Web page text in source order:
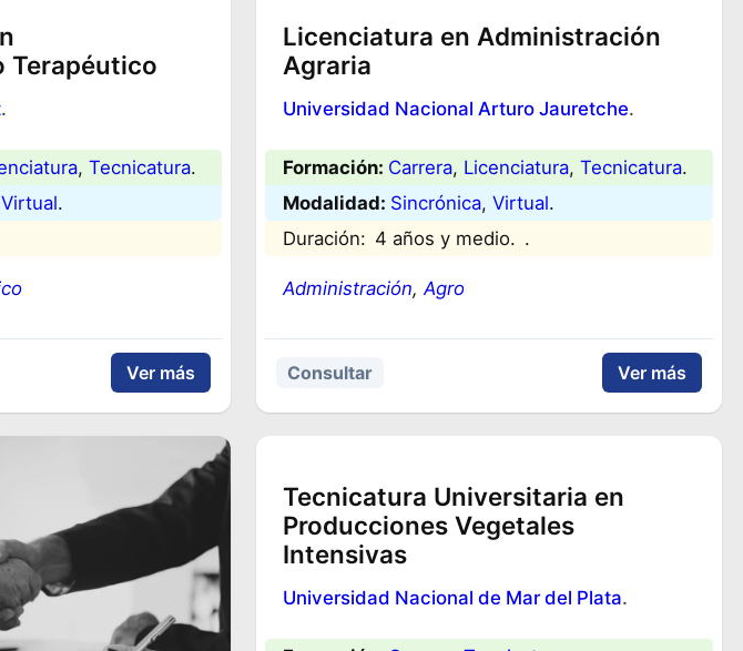
Terapéutico
.
, Tecnicatura.
Virtual.
Ver más
Licenciatura en Administración
Agraria
Universidad Nacional Arturo Jauretche.
Formación: Carrera, Licenciatura, Tecnicatura.
Modalidad: Sincrónica, Virtual.
Duración: 4 años y medio. .
Administración, Agro
Consultar Ver más
Tecnicatura Universitaria en
Producciones Vegetales
Intensivas
Universidad Nacional de Mar del Plata.